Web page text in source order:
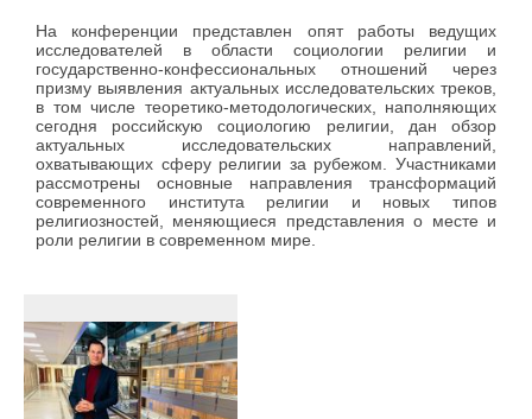
На конференции представлен опят работы ведущих
исследователей в области социологии религии и
государственно-конфессиональных отношений через
призму выявления актуальных исследовательских треков,
в том числе теоретико-методологических, наполняющих
сегодня российскую социологию религии, дан обзор
актуальных исследовательских направлений,
охватывающих сферу религии за рубежом. Участниками
рассмотрены основные направления трансформаций
современного института религии и новых типов
религиозностей, меняющиеся представления о месте и
роли религии в современном мире.